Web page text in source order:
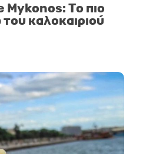
Το πιο
καλοκαιριού